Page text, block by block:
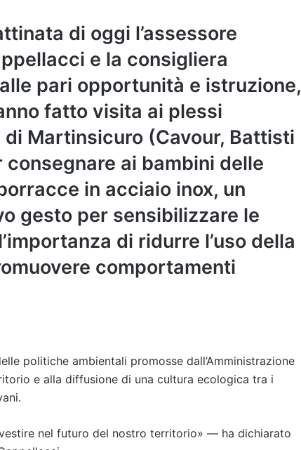
di oggi l’assessore
e la consigliera
pari opportunità e istruzione,
fatto visita ai plessi
Martinsicuro (Cavour, Battisti
consegnare ai bambini delle
in acciaio inox, un
gesto per sensibilizzare le
di ridurre l’uso della
comportamenti
politiche ambientali promosse dall’Amministrazione
e alla diffusione di una cultura ecologica tra i
nel futuro del nostro territorio» — ha dichiarato